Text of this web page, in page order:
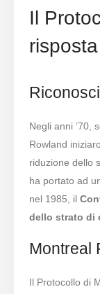
Il
Negli anni ’70,
Rowland
riduzione dello
ha portato ad
nel 1985, il
dello strato di
Montreal
Il Protocollo di